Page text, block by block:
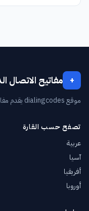
+ مفاتيح الاتصال
موقع dialingcodes يقدم مفاتيح الاتصال الدولية ومعلومات الدول مجاناً.
تصفح حسب القارة
عربية
آسيا
أفريقيا
أوروبا